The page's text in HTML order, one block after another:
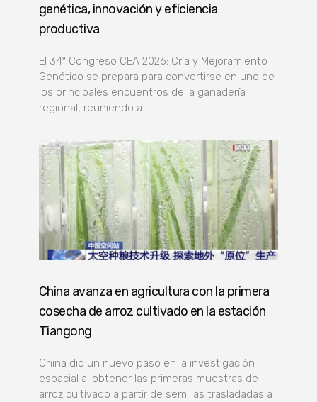
genética, innovación y eficiencia
productiva
El 34º Congreso CEA 2026: Cría y Mejoramiento
Genético se prepara para convertirse en uno de
los principales encuentros de la ganadería
regional, reuniendo a
China avanza en agricultura con la primera
cosecha de arroz cultivado en la estación
Tiangong
China dio un nuevo paso en la investigación
espacial al obtener las primeras muestras de
arroz cultivado a partir de semillas trasladadas a